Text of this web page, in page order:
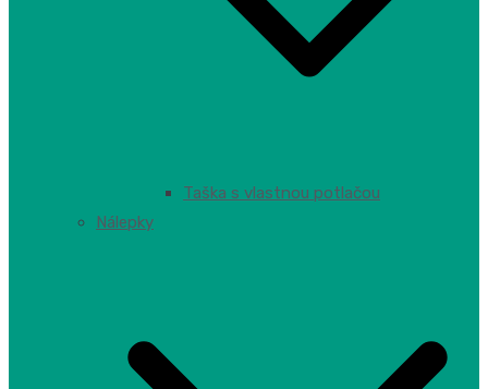
Taška s vlastnou potlačou
Nálepky